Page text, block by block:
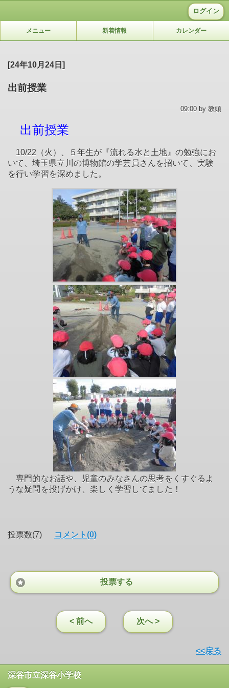
ログイン
メニュー 新着情報 カレンダー
[24年10月24日]
出前授業
09:00 by 教頭
出前授業
10/22（火）、５年生が『流れる水と土地』の勉強にお
いて、 埼玉県立川の博物館の学芸員さんを招いて、実験
を行い学習を深めました。
専門的なお話や、児童のみなさんの思考をくすぐるよ
うな疑問を投げかけ、楽しく学習してました！
投票数(7) コメント(0)
投票する
< 前へ 次へ >
<<戻る
深谷市立深谷小学校